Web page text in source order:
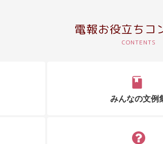
電報お役立ちコ
みんなの文例